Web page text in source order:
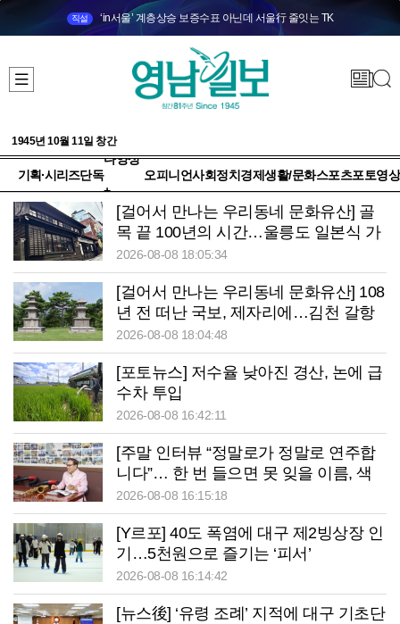
직설 ‘in서울’ 계층상승 보증수표 아닌데 서울行 줄잇는 TK
1945년 10월 11일 창간
기획·시리즈단독
다양성
+
오피니언사회정치 경제생활/문화스포츠포토영상
[걸어서 만나는 우리동네 문화유산] 골
목 끝 100년의 시간…울릉도 일본식 가
옥이 말하는 ‘잊지 말아야 할 역사’
2026-08-08 18:05:34
[걸어서 만나는 우리동네 문화유산] 108
년 전 떠난 국보, 제자리에…김천 갈항
사지 발굴 착수
2026-08-08 18:04:48
[포토뉴스] 저수율 낮아진 경산, 논에 급
수차 투입
2026-08-08 16:42:11
[주말 인터뷰 “정말로가 정말로 연주합
니다”… 한 번 들으면 못 잊을 이름, 색
소폰으로 이웃 웃게 만드는 사나이
2026-08-08 16:15:18
[Y르포] 40도 폭염에 대구 제2빙상장 인
기…5천원으로 즐기는 ‘피서’
2026-08-08 16:14:42
[뉴스後] ‘유령 조례’ 지적에 대구 기초단